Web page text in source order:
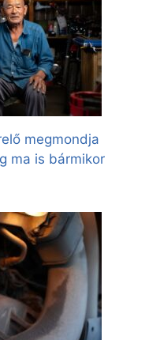
megmondja
ma is bármikor